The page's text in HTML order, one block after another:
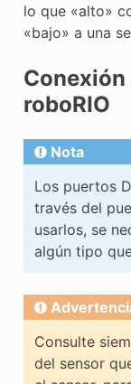
lo que «alto»
«bajo» a una
Conexión
roboRIO
Nota
Los puertos
través del
usarlos, se
algún tipo
Consulte
del sensor